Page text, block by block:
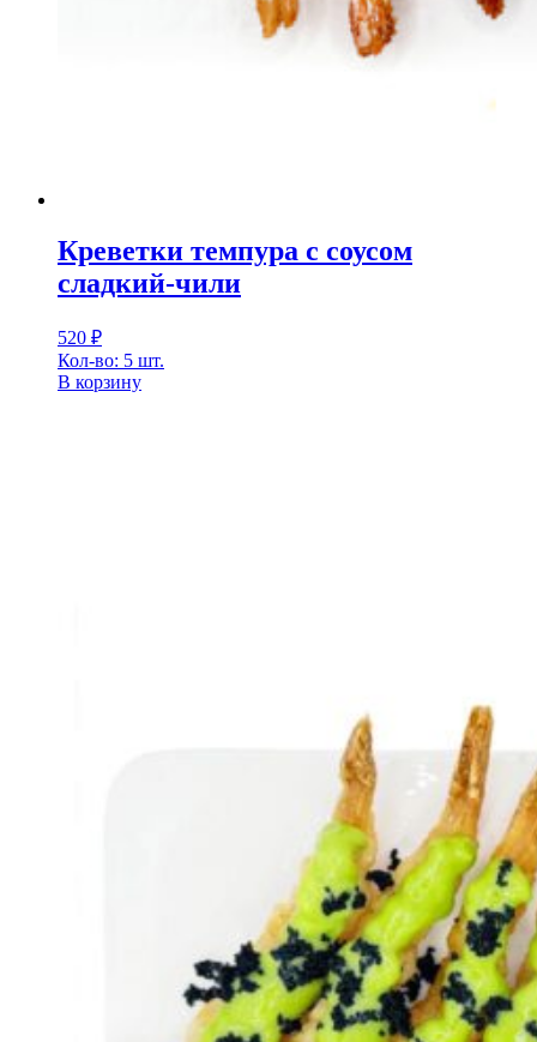
Креветки темпура с соусом
сладкий-чили
520 ₽
Кол-во: 5 шт.
В корзину